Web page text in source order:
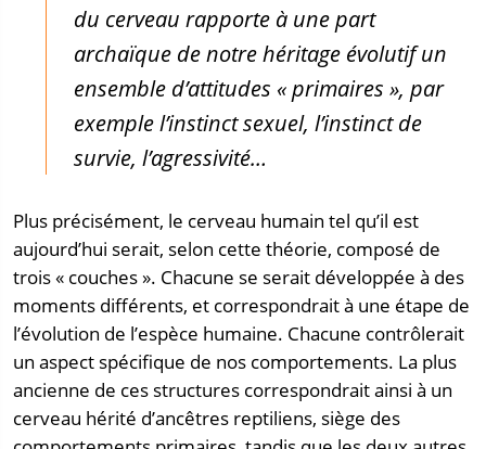
du cerveau rapporte à une part
archaïque de notre héritage évolutif un
ensemble d’attitudes « primaires », par
exemple l’instinct sexuel, l’instinct de
survie, l’agressivité…
Plus précisément, le cerveau humain tel qu’il est
aujourd’hui serait, selon cette théorie, composé de
trois « couches ». Chacune se serait développée à des
moments différents, et correspondrait à une étape de
l’évolution de l’espèce humaine. Chacune contrôlerait
un aspect spécifique de nos comportements. La plus
ancienne de ces structures correspondrait ainsi à un
cerveau hérité d’ancêtres reptiliens, siège des